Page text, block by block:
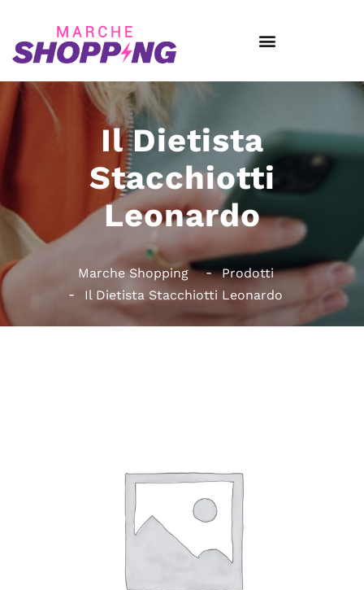
Il Dietista
Stacchiotti
Leonardo
Marche Shopping
Prodotti
Il Dietista Stacchiotti Leonardo